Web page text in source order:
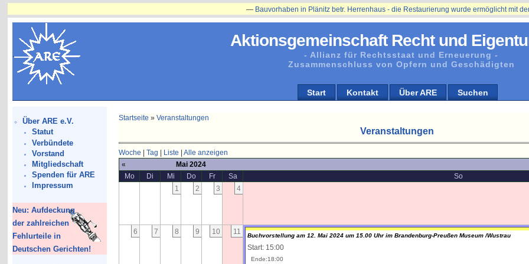
Aktionsgemeinschaft Recht und
- Allianz für Rechtsstaat und Erneuerung -
Zusammenschluss von Opfern und Geschädigten
Start Kontakt Über ARE Suchen
Über ARE e.V.
Statut
Verbündete
Vorstand
Mitgliedschaft
Spenden für ARE
Impressum
Neu: Aufdeckung
der zahlreichen
Fehlurteile in
Deutschen Gerichten!
Bauvorhaben in Plänitz betr. Herrenhaus - die Restaurierung wurde ermöglicht mit der
Startseite »Veranstaltungen
Veranstaltungen
Woche |Tag Liste |Alle anzeigen
«
Mai 2024
Mo
Di Mi Do Fr Sa
So
1
2 3 4
6 7 8 9 10 11 Buchvorstellung am 12. Mai 2024 um 15.00 Uhr im Brandenburg-Preußen Museum /Wustrau
Start: 15:00
Ende:18:00